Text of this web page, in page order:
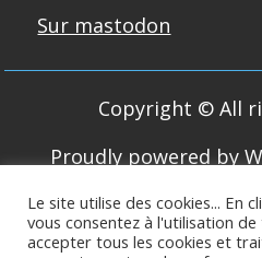
Sur mastodon
Copyright © All
Proudly powered by
Le site utilise des cookies... En
vous consentez à l'utilisation
accepter tous les cookies et